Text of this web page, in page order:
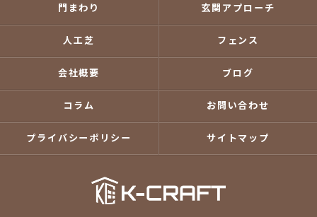
門まわり 玄関アプローチ
人工芝 フェンス
会社概要 ブログ
コラム お問い合わせ
プライバシーポリシー サイトマップ